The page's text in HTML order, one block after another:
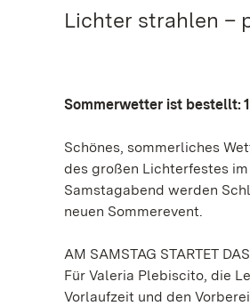
Lichter strahlen –
Sommerwetter ist bestellt:
Schönes, sommerliches
des großen Lichterfestes
Samstagabend werden
neuen Sommerevent.
AM SAMSTAG STARTET
Für Valeria Plebiscito, die
Vorlaufzeit und den